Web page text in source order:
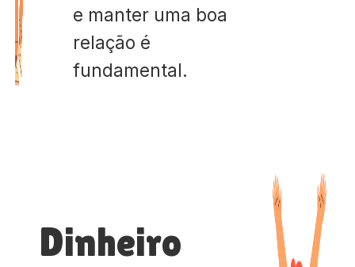
e manter uma boa
relação é
fundamental.
Dinheiro